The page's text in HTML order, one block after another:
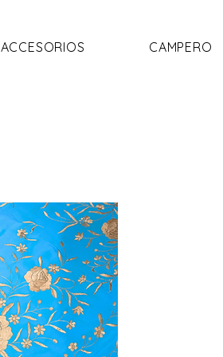
ACCESORIOS CAMPERO